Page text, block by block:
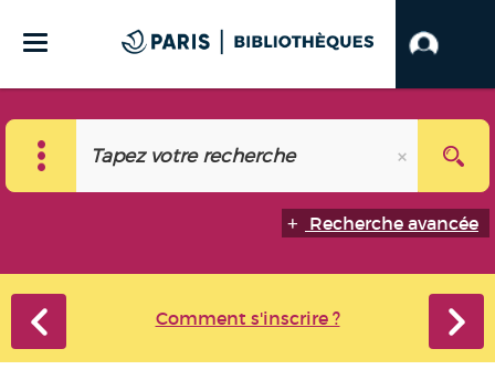
Recherche avancée
Comment s'inscrire ?